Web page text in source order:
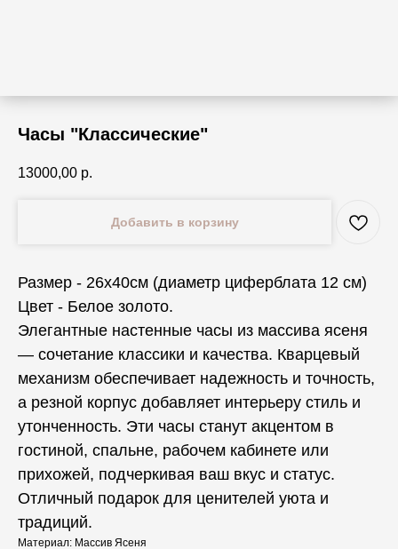
Часы "Классические"
13000,00 р.
Добавить в корзину
Размер - 26х40см (диаметр циферблата 12 см)
Цвет - Белое золото.
Элегантные настенные часы из массива ясеня
— сочетание классики и качества. Кварцевый
механизм обеспечивает надежность и точность,
а резной корпус добавляет интерьеру стиль и
утонченность. Эти часы станут акцентом в
гостиной, спальне, рабочем кабинете или
прихожей, подчеркивая ваш вкус и статус.
Отличный подарок для ценителей уюта и
традиций.
Материал: Массив Ясеня